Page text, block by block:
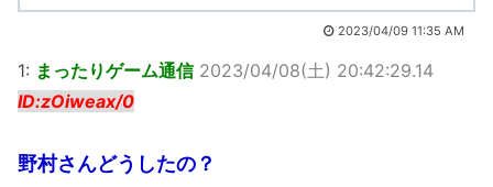
2023/04/09 11:35 AM
1: まったりゲーム通信 2023/04/08(土) 20:42:29.14
ID:zOiweax/0
野村さんどうしたの？